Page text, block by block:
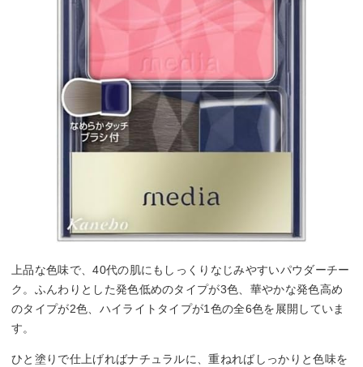
上品な色味で、40代の肌にもしっくりなじみやすいパウダーチー
ク。ふんわりとした発色低めのタイプが3色、華やかな発色高め
のタイプが2色、ハイライトタイプが1色の全6色を展開していま
す。
ひと塗りで仕上げればナチュラルに、重ねればしっかりと色味を